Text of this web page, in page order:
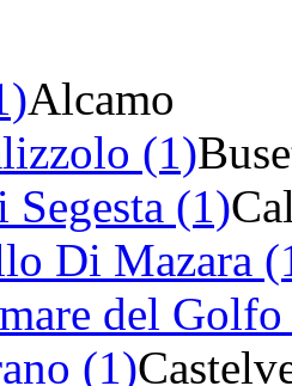
Alcamo
(1)
(1)
Di Mazara
del
(1)